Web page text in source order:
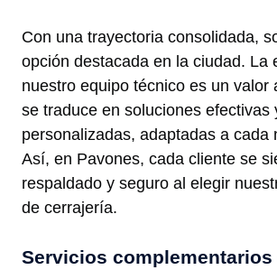
Con una trayectoria consolidada,
opción destacada en la ciudad. La
nuestro equipo técnico es un valor
se traduce en soluciones efectivas
personalizadas, adaptadas a cada
Así, en Pavones, cada cliente se
respaldado y seguro al elegir
de cerrajería.
Servicios complementarios